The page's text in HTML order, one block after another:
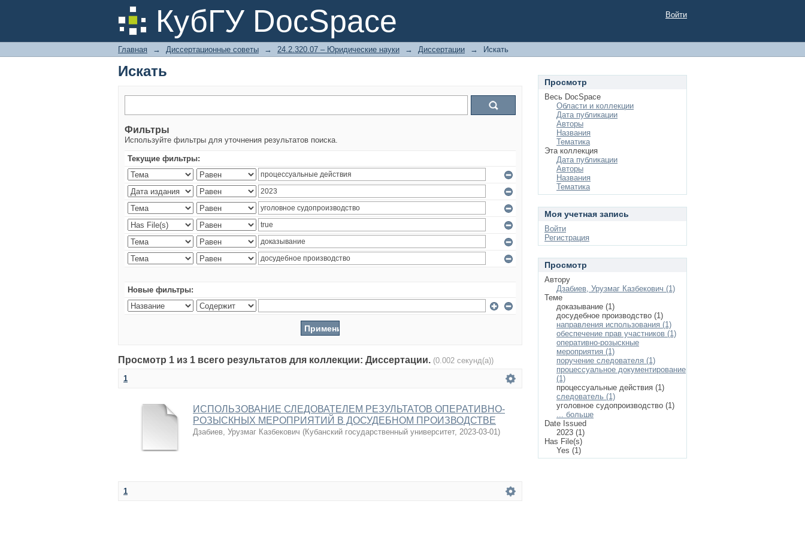
КубГУ DocSpace
Искать Войти
Главная → Диссертационные советы → 24.2.320.07 – Юридические науки → Диссертации → Искать
Искать
Фильтры
Используйте фильтры для уточнения результатов поиска.
Текущие фильтры:
Новые фильтры:
Просмотр 1 из 1 всего результатов для коллекции: Диссертации. (0.002 секунд(а))
1
ИСПОЛЬЗОВАНИЕ СЛЕДОВАТЕЛЕМ РЕЗУЛЬТАТОВ ОПЕРАТИВНО-
РОЗЫСКНЫХ МЕРОПРИЯТИЙ В ДОСУДЕБНОМ ПРОИЗВОДСТВЕ
Дзабиев, Урузмаг Казбекович (Кубанский государственный университет, 2023-03-01)
1
Просмотр
Весь DocSpace
Области и коллекции
Дата публикации
Авторы
Названия
Тематика
Эта коллекция
Дата публикации
Авторы
Названия
Тематика
Моя учетная запись
Войти
Регистрация
Просмотр
Автору
Дзабиев, Урузмаг Казбекович (1)
Теме
доказывание (1)
досудебное производство (1)
направления использования (1)
обеспечение прав участников (1)
оперативно-розыскные
мероприятия (1)
поручение следователя (1)
процессуальное документирование
(1)
процессуальные действия (1)
следователь (1)
уголовное судопроизводство (1)
... больше
Date Issued
2023 (1)
Has File(s)
Yes (1)